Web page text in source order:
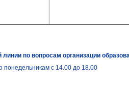
линии по вопросам организации
понедельникам с 14.00 до 18.00